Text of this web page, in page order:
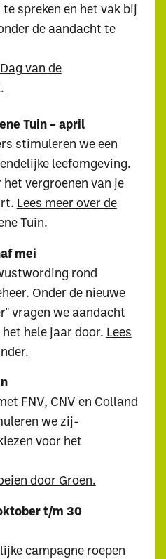
spreken en het vak bij
de aandacht te
van de
Tuin – april
stimuleren we een
leefomgeving.
vergroenen van je
Lees meer over de
Tuin.
mei
rond
Onder de nieuwe
vragen we aandacht
hele jaar door. Lees
FNV, CNV en Colland
we zij-
voor het
door Groen.
t/m 30
campagne roepen